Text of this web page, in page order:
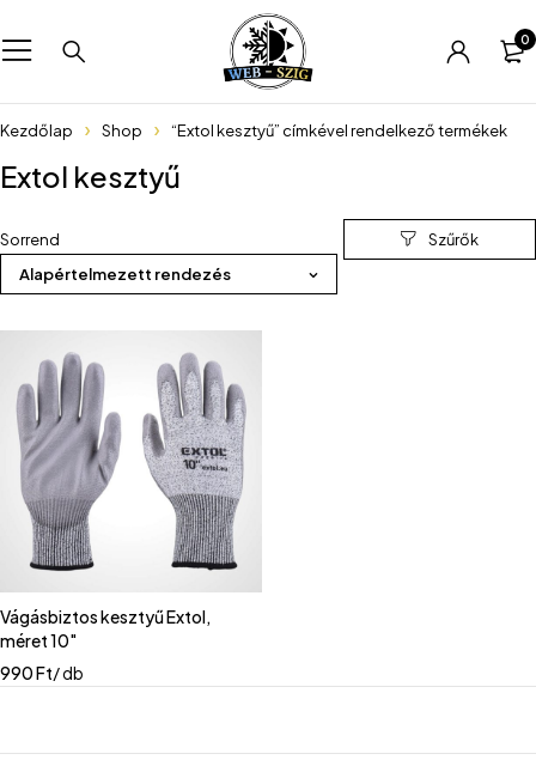
0
Kezdőlap Shop “Extol kesztyű” címkével rendelkező termékek
Extol kesztyű
Sorrend
Alapértelmezett rendezés
Vágásbiztos kesztyű Extol,
méret 10"
990Ft/ db